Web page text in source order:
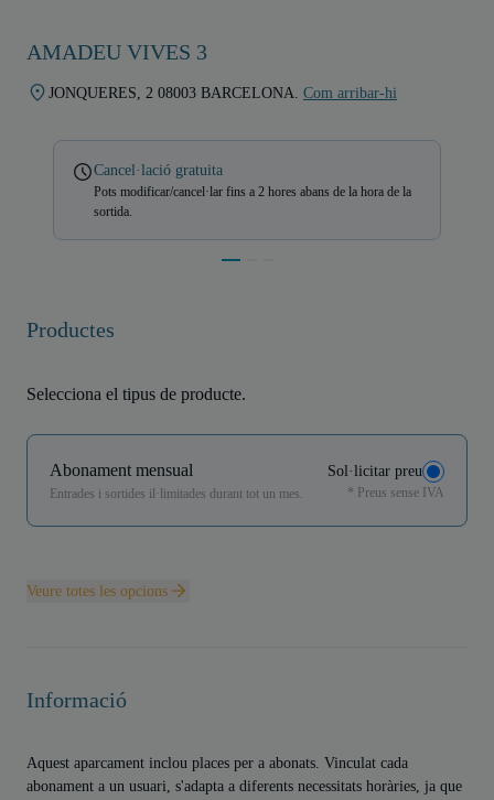
AMADEU VIVES 3
JONQUERES, 2 08003 BARCELONA. Com arribar-hi
Cancel·lació gratuita
Pots modificar/cancel·lar fins a 2 hores abans de la hora de la
sortida.
Productes
Selecciona el tipus de producte.
Abonament mensual
Entrades i sortides il·limitades durant tot un mes.
Sol·licitar preu
* Preus sense IVA
Veure totes les opcions
Informació
Aquest aparcament inclou places per a abonats. Vinculat cada
abonament a un usuari, s'adapta a diferents necessitats horàries, ja que